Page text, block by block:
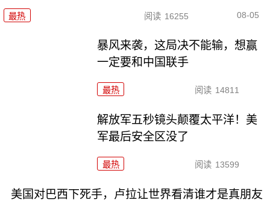
最热 阅读 16255 08-05
暴风来袭，这局决不能输，想赢
一定要和中国联手
最热 阅读 14811
解放军五秒镜头颠覆太平洋！美
军最后安全区没了
最热 阅读 13599
美国对巴西下死手，卢拉让世界看清谁才是真朋友